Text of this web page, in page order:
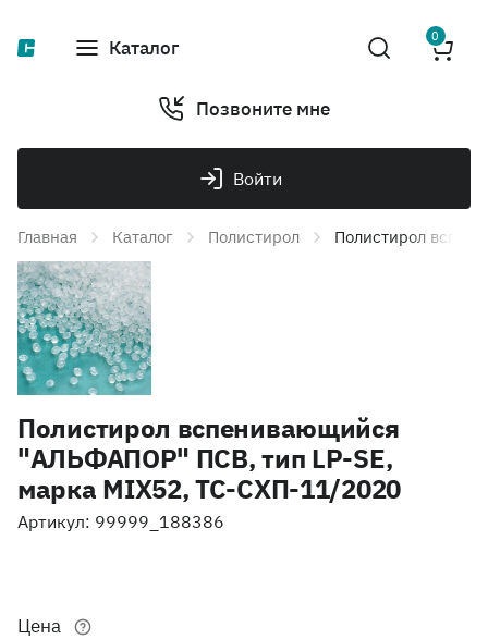
Каталог 0
Позвоните мне
Войти
Главная Каталог Полистирол Полистирол
Полистирол вспенивающийся
"АЛЬФАПОР" ПСВ, тип LP-SE,
марка MIX52, ТС-СХП-11/2020
Артикул: 99999_188386
Цена